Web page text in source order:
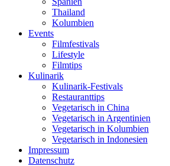
Thailand
Kolumbien
Events
Filmfestivals
Lifestyle
Filmtips
Kulinarik
Kulinarik-Festivals
Restauranttips
Vegetarisch in China
Vegetarisch in Argentinien
Vegetarisch in Kolumbien
Vegetarisch in Indonesien
Impressum
Datenschutz